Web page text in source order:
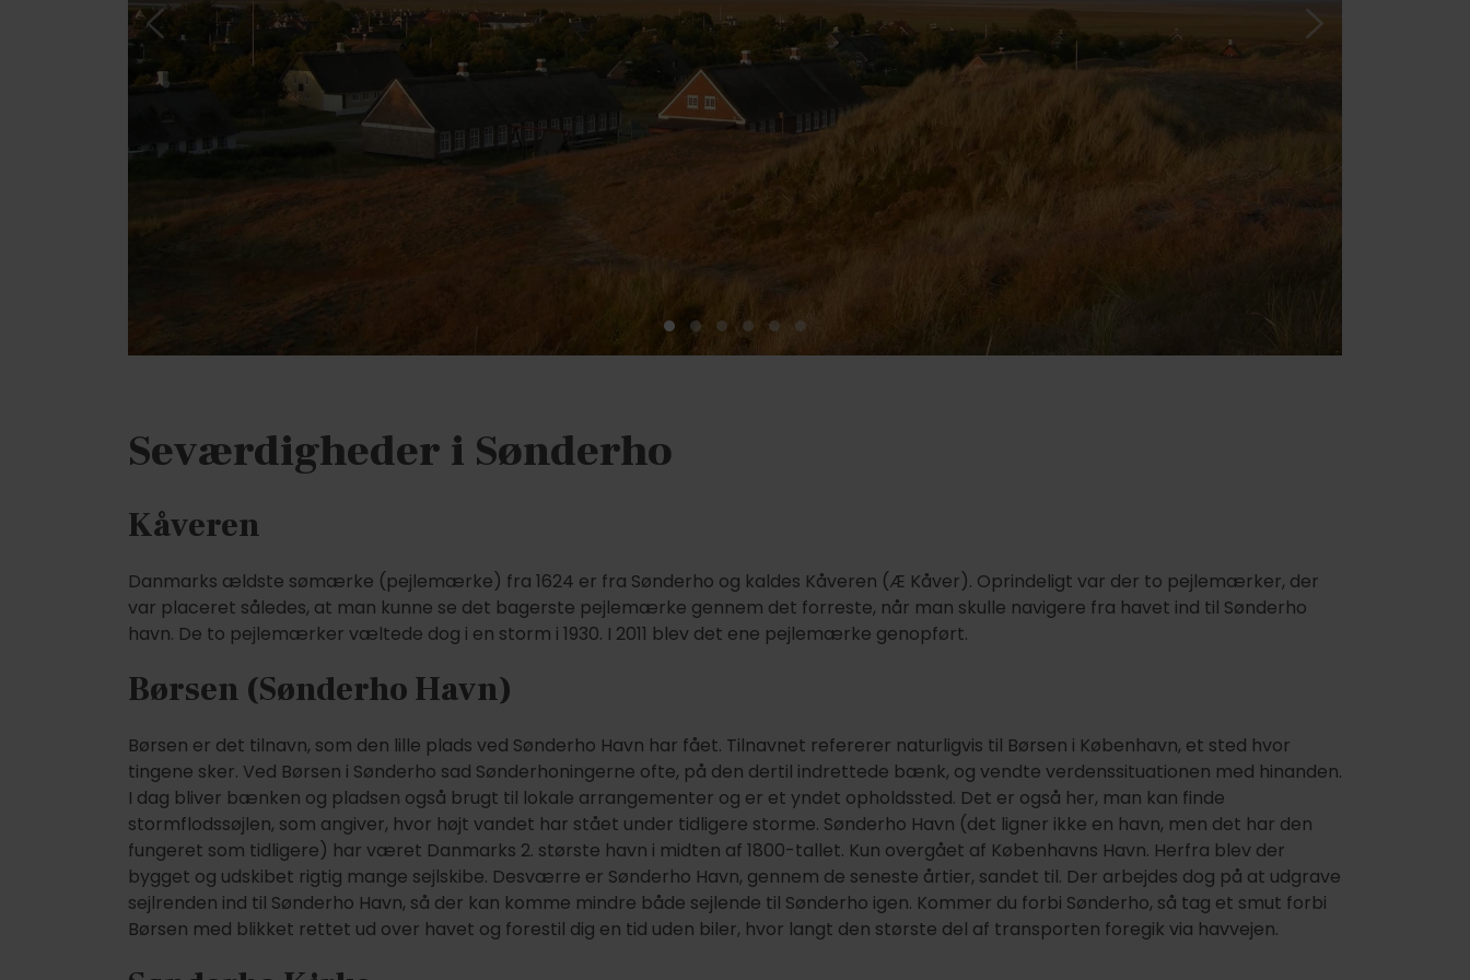
Seværdigheder i Sønderho
Kåveren
Danmarks ældste sømærke (pejlemærke) fra 1624 er fra Sønderho og kaldes Kåveren (Æ Kåver). Oprindeligt var der to pejlemærker, der
var placeret således, at man kunne se det bagerste pejlemærke gennem det forreste, når man skulle navigere fra havet ind til Sønderho
havn. De to pejlemærker væltede dog i en storm i 1930. I 2011 blev det ene pejlemærke genopført.
Børsen (Sønderho Havn)
Børsen er det tilnavn, som den lille plads ved Sønderho Havn har fået. Tilnavnet refererer naturligvis til Børsen i København, et sted hvor
tingene sker. Ved Børsen i Sønderho sad Sønderhoningerne ofte, på den dertil indrettede bænk, og vendte verdenssituationen med hinanden.
I dag bliver bænken og pladsen også brugt til lokale arrangementer og er et yndet opholdssted. Det er også her, man kan finde
stormflodssøjlen, som angiver, hvor højt vandet har stået under tidligere storme. Sønderho Havn (det ligner ikke en havn, men det har den
fungeret som tidligere) har været Danmarks 2. største havn i midten af 1800-tallet. Kun overgået af Københavns Havn. Herfra blev der
bygget og udskibet rigtig mange sejlskibe. Desværre er Sønderho Havn, gennem de seneste årtier, sandet til. Der arbejdes dog på at udgrave
sejlrenden ind til Sønderho Havn, så der kan komme mindre både sejlende til Sønderho igen. Kommer du forbi Sønderho, så tag et smut forbi
Børsen med blikket rettet ud over havet og forestil dig en tid uden biler, hvor langt den største del af transporten foregik via havvejen.